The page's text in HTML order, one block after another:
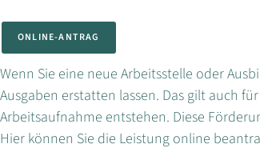
ONLINE-ANTRAG
Wenn Sie eine neue Arbeitsstelle oder
Ausgaben erstatten lassen. Das gilt auch
Arbeitsaufnahme entstehen. Diese
Hier können Sie die Leistung online